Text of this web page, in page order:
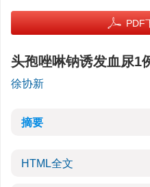
PDF
头孢唑啉钠诱发血尿1
徐协新
摘要
HTML全文